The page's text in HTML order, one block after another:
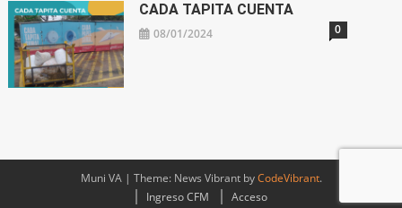
CADA TAPITA CUENTA
08/01/2024 0
Muni VA | Theme: News Vibrant byCodeVibrant.
Ingreso CFM
Acceso